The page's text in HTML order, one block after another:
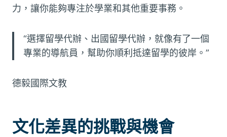
力，讓你能夠專注於學業和其他重要事務。
“選擇留學代辦、出國留學代辦，就像有了一個
專業的導航員，幫助你順利抵達留學的彼岸。”
德毅國際文教
文化差異的挑戰與機會